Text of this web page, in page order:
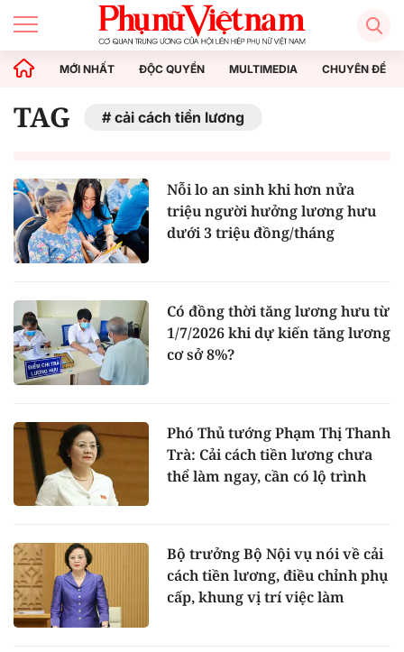
MỚI NHẤT ĐỘC QUYỀN MULTIMEDIA CHUYÊN ĐỀ
TAG cải cách tiền lương
Nỗi lo an sinh khi hơn nửa
triệu người hưởng lương hưu
dưới 3 triệu đồng/tháng
Có đồng thời tăng lương hưu từ
1/7/2026 khi dự kiến tăng lương
cơ sở 8%?
Phó Thủ tướng Phạm Thị Thanh
Trà: Cải cách tiền lương chưa
thể làm ngay, cần có lộ trình
Bộ trưởng Bộ Nội vụ nói về cải
cách tiền lương, điều chỉnh phụ
cấp, khung vị trí việc làm